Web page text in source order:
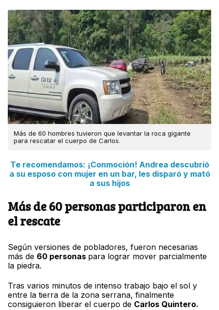
Más de 60 hombres tuvieron que levantar la roca gigante
para rescatar el cuerpo de Carlos.
Te recomendamos: ¡Conmoción! Andrea descubrió
a su esposo con mujer en un bar, les disparó y mató
a sus hijos
Más de 60 personas participaron en
el rescate
Según versiones de pobladores, fueron necesarias
más de 60 personas para lograr mover parcialmente
la piedra.
Tras varios minutos de intenso trabajo bajo el sol y
entre la tierra de la zona serrana, finalmente
consiguieron liberar el cuerpo de Carlos Quintero.